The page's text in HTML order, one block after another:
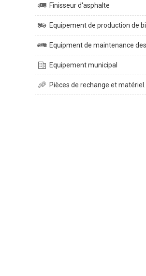
Finisseur d'asphalte
Equipement municipal